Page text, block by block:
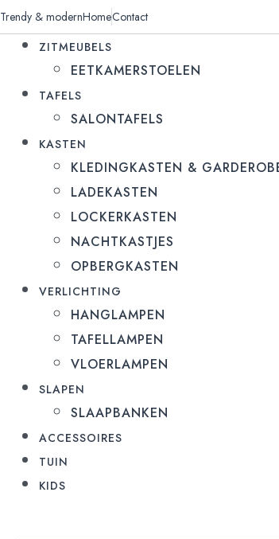
Trendy & modernHomeContact
ZITMEUBELS
EETKAMERSTOELEN
TAFELS
SALONTAFELS
KASTEN
KLEDINGKASTEN &
LADEKASTEN
LOCKERKASTEN
NACHTKASTJES
OPBERGKASTEN
VERLICHTING
HANGLAMPEN
TAFELLAMPEN
VLOERLAMPEN
SLAPEN
SLAAPBANKEN
ACCESSOIRES
TUIN
KIDS